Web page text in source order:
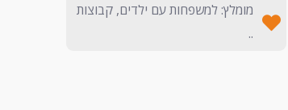
מומלץ: למשפחות עם ילדים, קבוצות
..